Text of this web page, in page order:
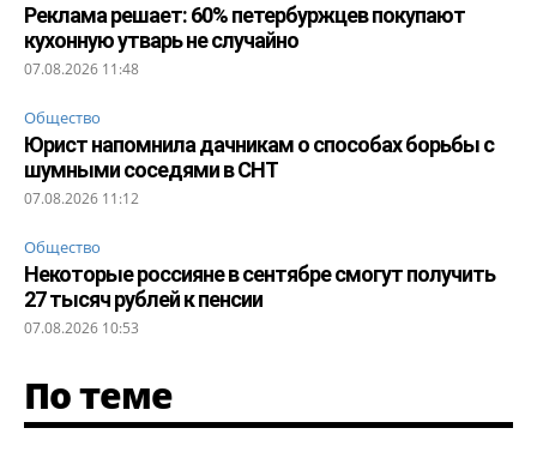
Реклама решает: 60% петербуржцев покупают
кухонную утварь не случайно
07.08.2026 11:48
Общество
Юрист напомнила дачникам о способах борьбы с
шумными соседями в СНТ
07.08.2026 11:12
Общество
Некоторые россияне в сентябре смогут получить
27 тысяч рублей к пенсии
07.08.2026 10:53
По теме